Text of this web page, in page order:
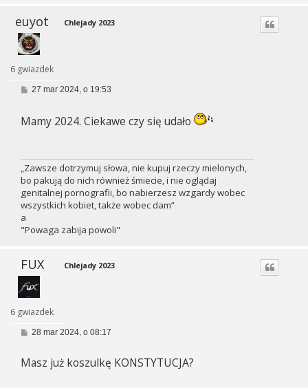
euyot
6 gwiazdek
Chlejady 2023
P
t
27 mar 2024, o 19:53
Mamy 2024. Ciekawe czy się udało
„Zawsze dotrzymuj słowa, nie kupuj rzeczy mielonych,
bo pakują do nich również śmiecie, i nie oglądaj
genitalnej pornografii, bo nabierzesz wzgardy wobec
wszystkich kobiet, także wobec dam”
a
"Powaga zabija powoli"
FUX
6 gwiazdek
Chlejady 2023
P
t
28 mar 2024, o 08:17
Masz już koszulkę KONSTYTUCJA?